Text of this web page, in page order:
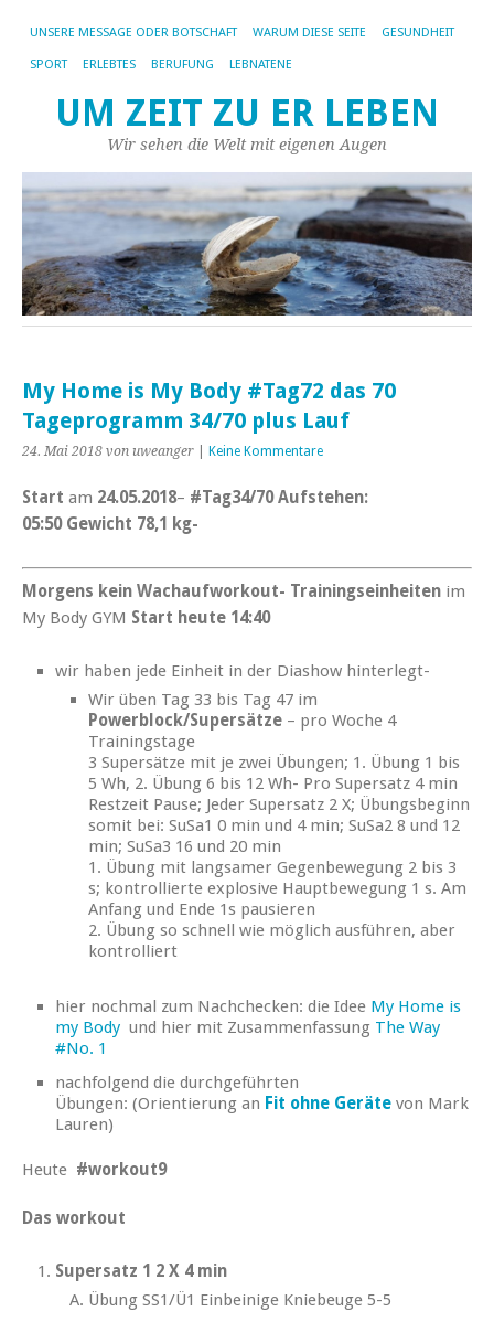
UNSERE MESSAGE ODER BOTSCHAFT WARUM DIESE SEITE GESUNDHEIT
SPORT ERLEBTES BERUFUNG LEBNATENE
UM ZEIT ZU ER LEBEN
Wir sehen die Welt mit eigenen Augen
My Home is My Body #Tag72 das 70
Tageprogramm 34/70 plus Lauf
24. Mai 2018 von uweanger Keine Kommentare
Start am 24.05.2018– #Tag34/70 Aufstehen:
05:50 Gewicht 78,1 kg-
Morgens kein Wachaufworkout- Trainingseinheiten im
My Body GYM Start heute 14:40
wir haben jede Einheit in der Diashow hinterlegt-
Wir üben Tag 33 bis Tag 47 im
Powerblock/Supersätze – pro Woche 4
Trainingstage
3 Supersätze mit je zwei Übungen; 1. Übung 1 bis
5 Wh, 2. Übung 6 bis 12 Wh- Pro Supersatz 4 min
Restzeit Pause; Jeder Supersatz 2 X; Übungsbeginn
somit bei: SuSa1 0 min und 4 min; SuSa2 8 und 12
min; SuSa3 16 und 20 min
1. Übung mit langsamer Gegenbewegung 2 bis 3
s; kontrollierte explosive Hauptbewegung 1 s. Am
Anfang und Ende 1s pausieren
2. Übung so schnell wie möglich ausführen, aber
kontrolliert
hier nochmal zum Nachchecken: die Idee My Home is
my Body und hier mit Zusammenfassung The Way
#No. 1
nachfolgend die durchgeführten
Übungen: (Orientierung an Fit ohne Geräte von Mark
Lauren)
Heute #workout9
Das workout
Supersatz 1 2 X 4 min
Übung SS1/Ü1 Einbeinige Kniebeuge 5-5